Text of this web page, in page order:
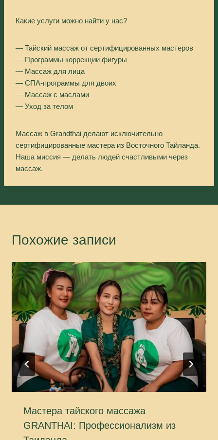
Какие услуги можно найти у нас?
— Тайский массаж от сертифицированных мастеров
— Программы коррекции фигуры
— Массаж для лица
— СПА-программы для двоих
— Массаж с маслами
— Уход за телом
Массаж в Grandthai делают исключительно
сертифицированные мастера из Восточного Тайланда.
Наша миссия — делать людей счастливыми через
массаж.
Похожие записи
Мастера тайского массажа
GRANTHAI: Профессионализм из